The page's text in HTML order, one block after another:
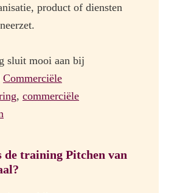
product of diensten
sluit mooi aan bij
Commerciële
, commerciële
de training Pitchen van